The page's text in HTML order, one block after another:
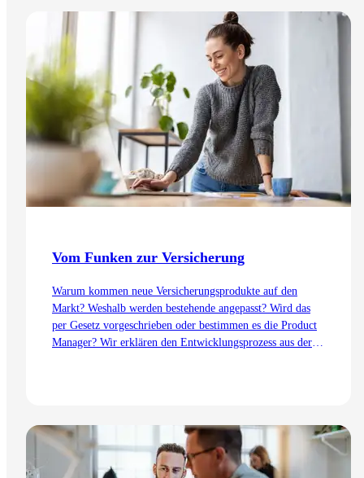
Zum Artikel
Vom Funken zur Versicherung
Warum kommen neue Versicherungsprodukte auf den
Markt? Weshalb werden bestehende angepasst? Wird das
per Gesetz vorgeschrieben oder bestimmen es die Product
Manager? Wir erklären den Entwicklungsprozess aus der
Zum Artikel